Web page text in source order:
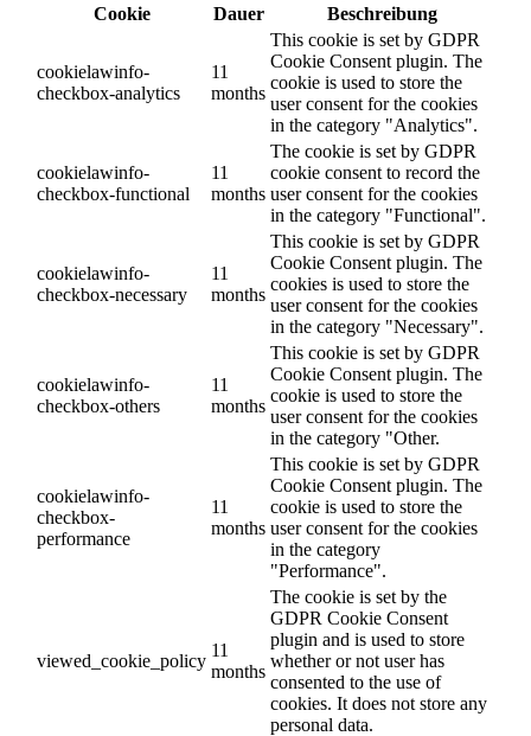
Cookie
Dauer Beschreibung
cookielawinfo-
checkbox-analytics
11
months
This cookie is set by GDPR
Cookie Consent plugin. The
cookie is used to store the
user consent for the cookies
in the category "Analytics".
cookielawinfo-
checkbox-functional
11
months
The cookie is set by GDPR
cookie consent to record the
user consent for the cookies
in the category "Functional".
cookielawinfo-
checkbox-necessary
11
months
This cookie is set by GDPR
Cookie Consent plugin. The
cookies is used to store the
user consent for the cookies
in the category "Necessary".
cookielawinfo-
checkbox-others
11
months
This cookie is set by GDPR
Cookie Consent plugin. The
cookie is used to store the
user consent for the cookies
in the category "Other.
cookielawinfo-
checkbox-
performance
11
months
This cookie is set by GDPR
Cookie Consent plugin. The
cookie is used to store the
user consent for the cookies
in the category
"Performance".
viewed_cookie_policy
11
months
The cookie is set by the
GDPR Cookie Consent
plugin and is used to store
whether or not user has
consented to the use of
cookies. It does not store any
personal data.